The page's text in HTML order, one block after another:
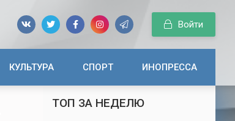
Войти
КУЛЬТУРА СПОРТ ИНОПРЕССА
ТОП ЗА НЕДЕЛЮ